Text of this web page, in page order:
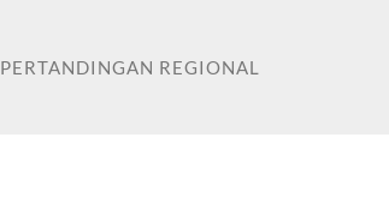
PERTANDINGAN REGIONAL